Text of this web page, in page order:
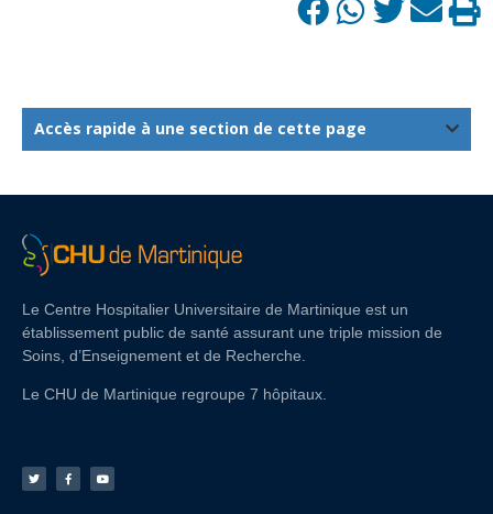
Accès rapide à une section de cette page
Le Centre Hospitalier Universitaire de Martinique est un
établissement public de santé assurant une triple mission de
Soins, d’Enseignement et de Recherche.
Le CHU de Martinique regroupe 7 hôpitaux.